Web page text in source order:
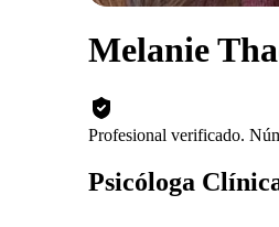
Melanie
Profesional verificado.
Psicóloga